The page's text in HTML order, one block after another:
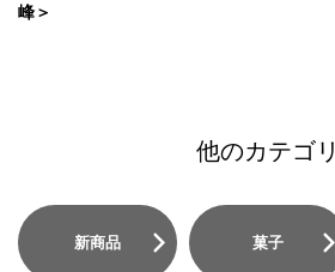
峰＞
他のカテゴリ
新商品 菓子